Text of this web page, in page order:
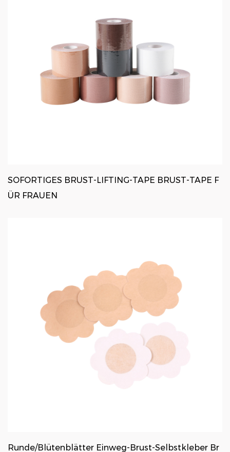
SOFORTIGES BRUST-LIFTING-TAPE BRUST-TAPE F
ÜR FRAUEN
Runde/Blütenblätter Einweg-Brust-Selbstkleber Br